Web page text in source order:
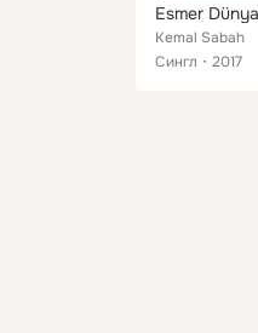
Esmer
Kemal Sabah
Сингл
2017